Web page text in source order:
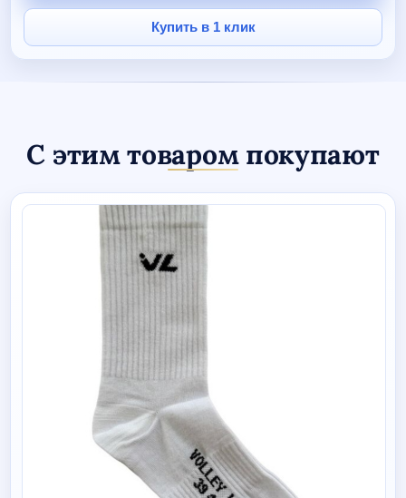
Купить в 1 клик
С этим товаром покупают